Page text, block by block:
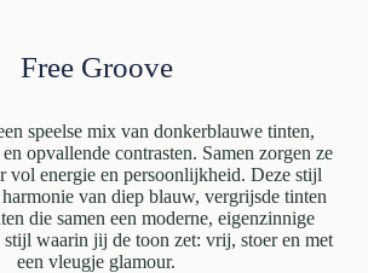
Free Groove
speelse mix van donkerblauwe tinten,
opvallende contrasten. Samen zorgen ze
vol energie en persoonlijkheid. Deze stijl
van diep blauw, vergrijsde tinten
die samen een moderne, eigenzinnige
stijl waarin jij de toon zet: vrij, stoer en met
een vleugje glamour.